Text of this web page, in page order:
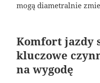
mogą diametralnie
Komfort jazdy
kluczowe
na wygodę